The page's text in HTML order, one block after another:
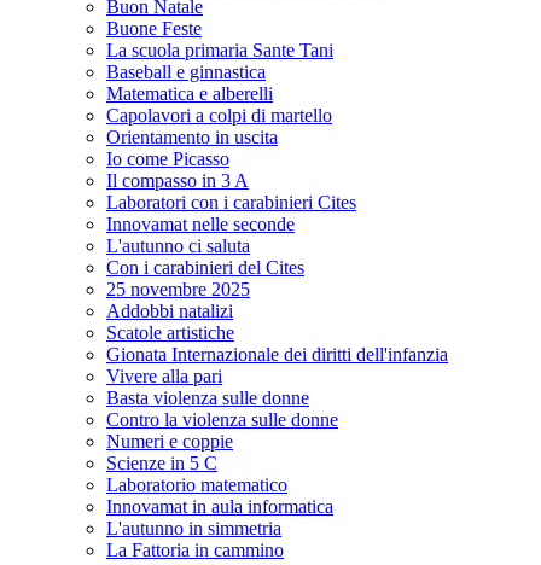
Buon Natale
Buone Feste
La scuola primaria Sante Tani
Baseball e ginnastica
Matematica e alberelli
Capolavori a colpi di martello
Orientamento in uscita
Io come Picasso
Il compasso in 3 A
Laboratori con i carabinieri Cites
Innovamat nelle seconde
L'autunno ci saluta
Con i carabinieri del Cites
25 novembre 2025
Addobbi natalizi
Scatole artistiche
Gionata Internazionale dei diritti dell'infanzia
Vivere alla pari
Basta violenza sulle donne
Contro la violenza sulle donne
Numeri e coppie
Scienze in 5 C
Laboratorio matematico
Innovamat in aula informatica
L'autunno in simmetria
La Fattoria in cammino